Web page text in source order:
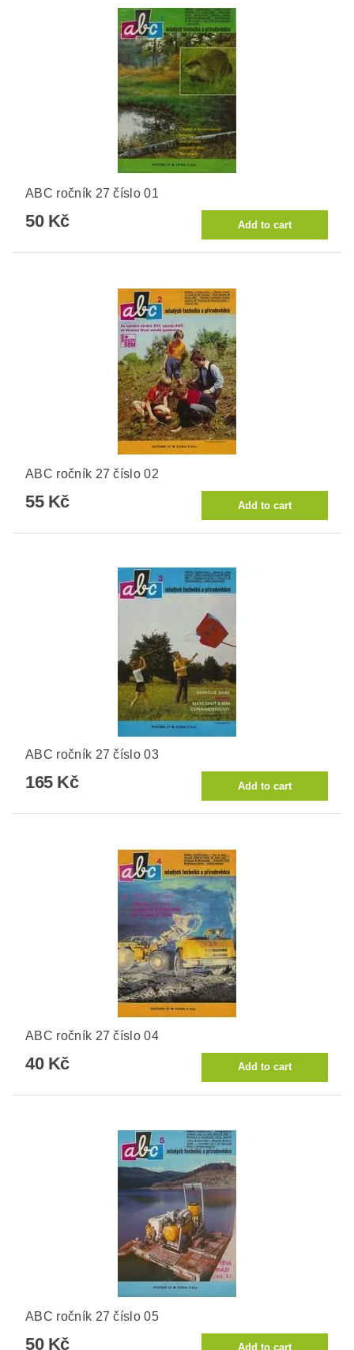
ABC ročník 27 číslo 01
50 Kč
ABC ročník 27 číslo 02
55 Kč
ABC ročník 27 číslo 03
165 Kč
ABC ročník 27 číslo 04
40 Kč
ABC ročník 27 číslo 05
50 Kč